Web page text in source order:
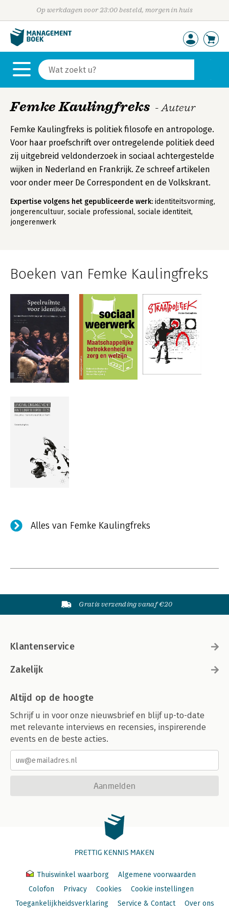
Op werkdagen voor 23:00 besteld, morgen in huis
Femke Kaulingfreks - Auteur
Femke Kaulingfreks is politiek filosofe en antropologe.
Voor haar proefschrift over ontregelende politiek deed
zij uitgebreid veldonderzoek in sociaal achtergestelde
wijken in Nederland en Frankrijk. Ze schreef artikelen
voor onder meer De Correspondent en de Volkskrant.
Expertise volgens het gepubliceerde werk: identiteitsvorming,
jongerencultuur, sociale professional, sociale identiteit,
jongerenwerk
Boeken van Femke Kaulingfreks
Alles van Femke Kaulingfreks
Gratis verzending vanaf €20
Klantenservice
Zakelijk
Altijd op de hoogte
Schrijf u in voor onze nieuwsbrief en blijf up-to-date
met relevante interviews en recensies, inspirerende
events en de beste acties.
Aanmelden
PRETTIG KENNIS MAKEN
Thuiswinkel waarborg
Algemene voorwaarden
Colofon
Privacy Cookies
Cookie instellingen
Toegankelijkheidsverklaring
Service & Contact Over ons